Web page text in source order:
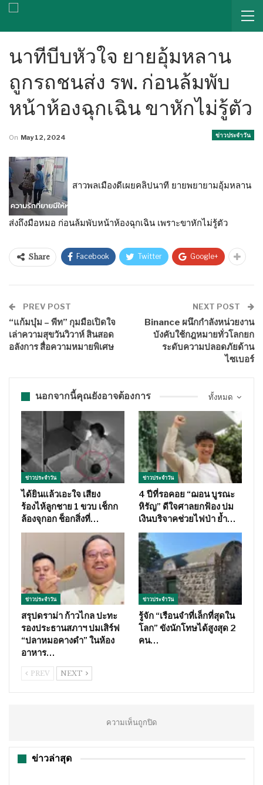
นาทีบีบหัวใจ ยายอุ้มหลาน
ถูกรถชนส่ง รพ. ก่อนล้มพับ
หน้าห้องฉุกเฉิน ขาหักไม่รู้ตัว
ข่าวประจำวัน
On May 12, 2024
สาวพลเมืองดีเผยคลิปนาที ยายพยายามอุ้มหลาน
ส่งถึงมือหมอ ก่อนล้มพับหน้าห้องฉุกเฉิน เพราะขาหักไม่รู้ตัว
Share Facebook Twitter Google+
PREV POST
“แก้มบุ๋ม – พีท” กุมมือเปิดใจ
เล่าความสุขวันวิวาห์ สินสอด
อลังการ สื่อความหมายพิเศษ
NEXT POST
Binance ผนึกกำลังหน่วยงาน
บังคับใช้กฎหมายทั่วโลกยก
ระดับความปลอดภัยด้าน
ไซเบอร์
ทั้งหมด
นอกจากนี้คุณยังอาจต้องการ
ข่าวประจำวัน
ได้ยินแล้วเอะใจ เสียง
ร้องไห้ลูกชาย 1 ขวบ เช็กก
ล้องจุกอก ช็อกสิ่งที่…
ข่าวประจำวัน
4 ปีที่รอคอย “ฌอน บูรณะ
หิรัญ” ดีใจศาลยกฟ้อง ปม
เงินบริจาคช่วยไฟป่า ย้ำ…
ข่าวประจำวัน
สรุปดราม่า ก้าวไกล ปะทะ
รองประธานสภาฯ ปมเสิร์ฟ
“ปลาหมอคางดำ” ในห้อง
อาหาร…
ข่าวประจำวัน
รู้จัก “เรือนจำที่เล็กที่สุดใน
โลก” ขังนักโทษได้สูงสุด 2
คน…
PREV NEXT
ความเห็นถูกปิด
ข่าวล่าสุด